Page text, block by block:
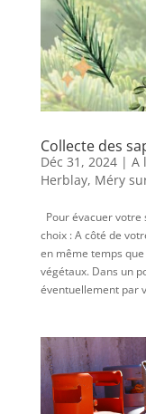
Collecte des
Déc 31, 2024| A
Herblay, Méry
Pour évacuer votre
choix : A côté de
en même temps
végétaux. Dans un
éventuellement par